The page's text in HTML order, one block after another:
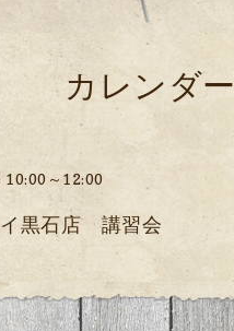
カレンダー
～12:00
イ黒石店 講習会